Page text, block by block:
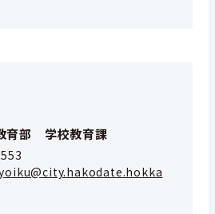
育部 学校教育課